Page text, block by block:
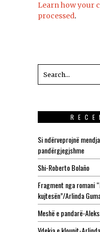
Learn how your
processed.
Si ndërveprojnë
pandërgjegjshme
Shi-Roberto Bolaño
Fragment nga romani
kujtesën”/Arlinda
Meshë e pandarë-